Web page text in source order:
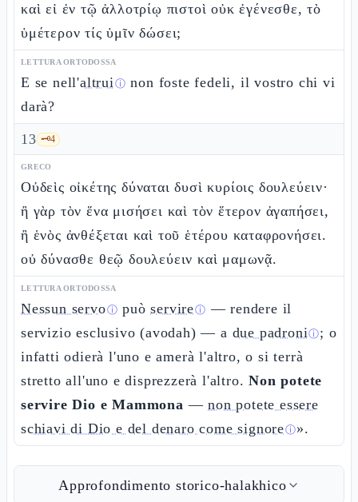
καὶ εἰ ἐν τῷ ἀλλοτρίῳ πιστοὶ οὐκ ἐγένεσθε, τὸ
ὑμέτερον τίς ὑμῖν δώσει;
LETTURA ORTODOSSA
E se nell'altruiⓘ non foste fedeli, il vostro chi vi
darà?
13 🗝️4
GRECO
Οὐδεὶς οἰκέτης δύναται δυσὶ κυρίοις δουλεύειν·
ἢ γὰρ τὸν ἕνα μισήσει καὶ τὸν ἕτερον ἀγαπήσει,
ἢ ἑνὸς ἀνθέξεται καὶ τοῦ ἑτέρου καταφρονήσει.
οὐ δύνασθε θεῷ δουλεύειν καὶ μαμωνᾷ.
LETTURA ORTODOSSA
Nessun servoⓘ puòservireⓘ — rendere il
servizio esclusivo (avodah) — a due padroniⓘ; o
infatti odierà l'uno e amerà l'altro, o si terrà
stretto all'uno e disprezzerà l'altro.Non potete
servire Dio e Mammona —non potete essere
schiavi di Dio e del denaro come signoreⓘ».
Approfondimento storico-halakhico